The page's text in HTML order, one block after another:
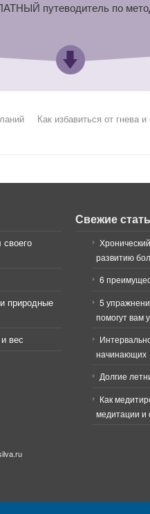
путеводитель по
Как избавиться от гнева
природные
вес
Свежие
развитию
6
5
помогут вам
начинающих
Долгие
Как
медитации и